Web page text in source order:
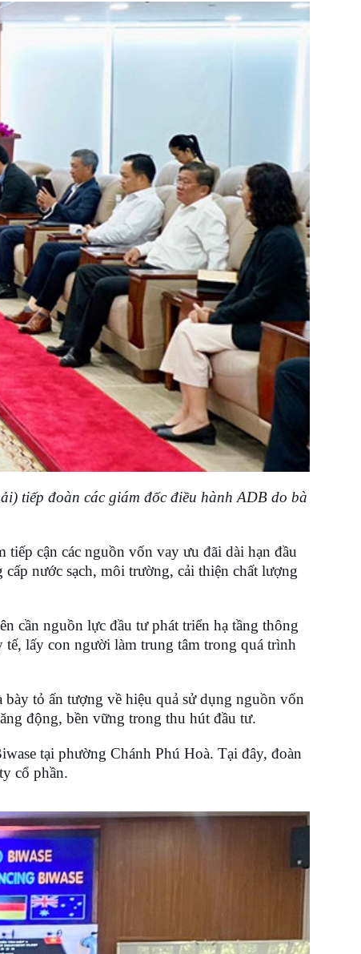
tiếp đoàn các giám đốc điều hành ADB do bà
cận các nguồn vốn vay ưu đãi dài hạn đầu
nước sạch, môi trường, cải thiện chất lượng
cần nguồn lực đầu tư phát triển hạ tầng thông
lấy con người làm trung tâm trong quá trình
tỏ ấn tượng về hiệu quả sử dụng nguồn vốn
động, bền vững trong thu hút đầu tư.
tại phường Chánh Phú Hoà. Tại đây, đoàn
cổ phần.